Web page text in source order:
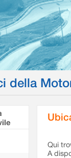
della
Qui
A